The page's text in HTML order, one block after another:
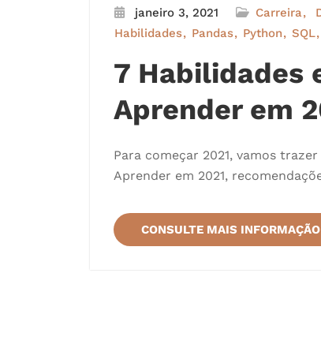
janeiro 3, 2021 Carreira
Habilidades
Pandas Python SQL
7 Habilidades
Aprender em
Para começar 2021, vamos
Aprender em 2021,
CONSULTE MAIS INFORMAÇÃO